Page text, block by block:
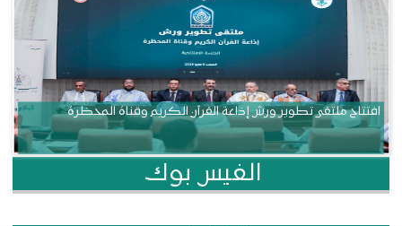
افتتاح ملتقى تطوير ورش إذاعة القرآن الكريم وقناة المحظرة
الفيس بوك